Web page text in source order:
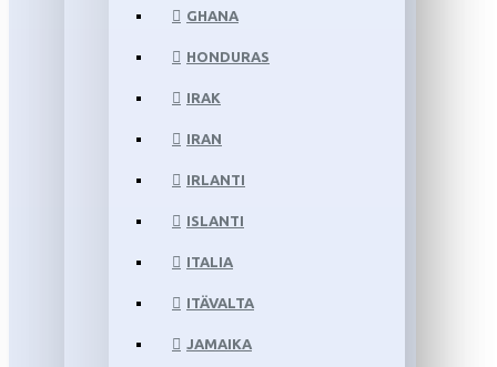
GHANA
HONDURAS
IRAK
IRAN
IRLANTI
ISLANTI
ITALIA
ITÄVALTA
JAMAIKA